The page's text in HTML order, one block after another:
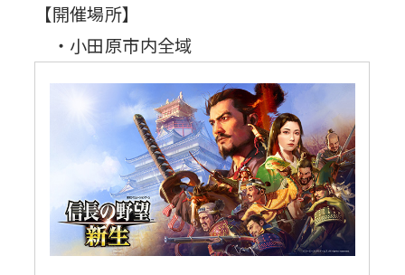
【開催場所】
・小田原市内全域